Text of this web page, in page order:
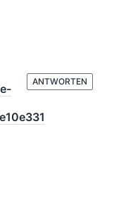
ANTWORTEN